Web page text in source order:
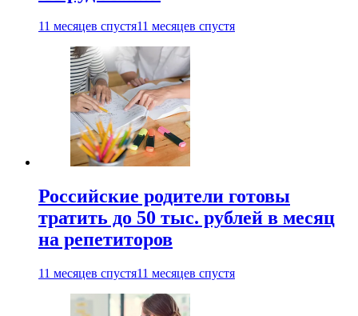
11 месяцев спустя11 месяцев спустя
Российские родители готовы
тратить до 50 тыс. рублей в месяц
на репетиторов
11 месяцев спустя11 месяцев спустя